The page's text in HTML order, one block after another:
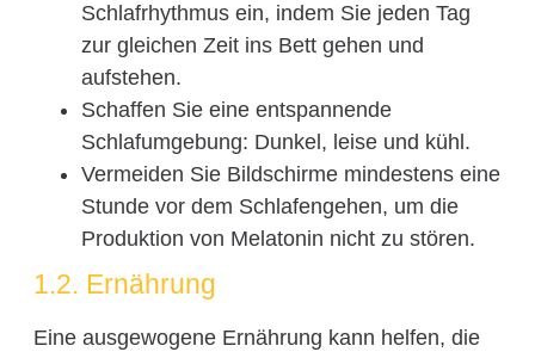
Schlafrhythmus ein, indem Sie jeden Tag
zur gleichen Zeit ins Bett gehen und
aufstehen.
Schaffen Sie eine entspannende
Schlafumgebung: Dunkel, leise und kühl.
Vermeiden Sie Bildschirme mindestens eine
Stunde vor dem Schlafengehen, um die
Produktion von Melatonin nicht zu stören.
1.2. Ernährung
Eine ausgewogene Ernährung kann helfen, die